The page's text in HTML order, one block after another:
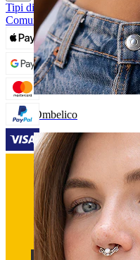
Ombelico
Tipi di Gioielli da Piercing
Comuni Dei Piercing e Cura